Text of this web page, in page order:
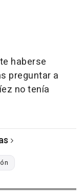
haberse
preguntar a
no tenía